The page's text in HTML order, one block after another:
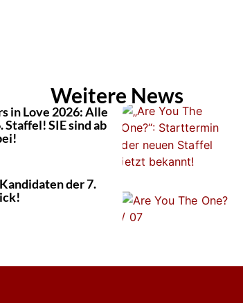
Weitere News
in Love 2026: Alle
Staffel! SIE sind ab
der 7.